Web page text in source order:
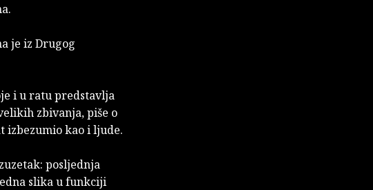
je iz Drugog
i u ratu predstavlja
zbivanja, piše o
izbezumio kao i ljude.
posljednja
slika u funkciji